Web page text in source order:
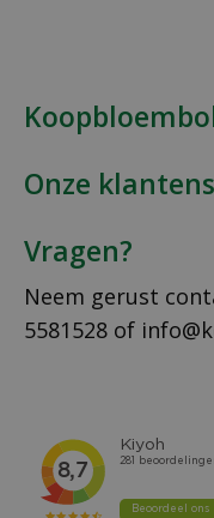
Onze
Vragen?
Neem gerust
5581528 of